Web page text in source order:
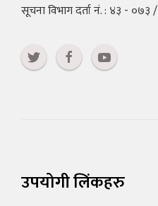
सूचना विभाग दर्ता नं. : ४३ - ०७३
उपयोगी लिंकहरु